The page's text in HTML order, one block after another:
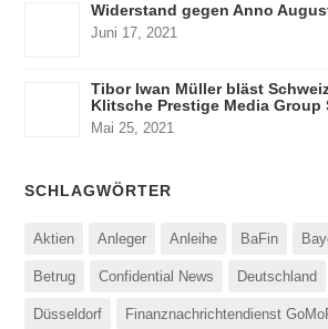
Widerstand gegen Anno
Juni 17, 2021
Tibor Iwan Müller bläst
Klitsche Prestige Media Group
Mai 25, 2021
SCHLAGWÖRTER
Aktien Anleger Anleihe BaFin
Betrug Confidential News Deutschland
Düsseldorf Finanznachrichtendienst